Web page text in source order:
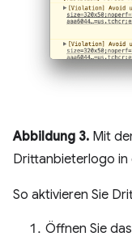
Abbildung 3. Mit
Drittanbieterlogo in
So aktivieren Sie
Öffnen Sie das